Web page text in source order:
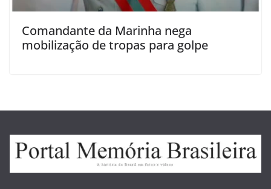
Comandante da Marinha nega
mobilização de tropas para golpe